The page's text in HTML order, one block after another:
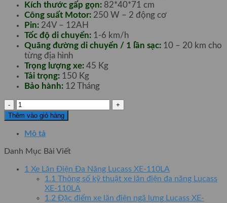
Kích thước gấp gọn: 82*40*71 cm
Công suất Motor: 250 W – 2 động cơ
Pin: 24V – 12AH
Tốc độ di chuyển: 1-6 km/h
Quãng đường di chuyển / 1 lần sạc: 10 – 20 km cho
từng địa hình
Trọng lượng xe: 45 Kg
Tải trọng: 150 Kg
Bảo hành: 12 Tháng
Xe
Lăn
Điện
Đa
Lucass
110LA
Thêm vào giỏ hàng
Mô tả
Danh Mục Bài Viết
1 Xe Lăn Điện Đa Năng Lucass XE-110LA
1.1 Thông số kỹ thuật xe lăn điện đa năng Lucass
XE-110LA
1.2 Đặc điểm xe lăn điện ngã lưng Lucass XE-